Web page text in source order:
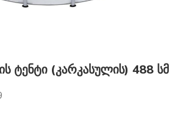
ტენტი (კარკასულის) 488 სმ